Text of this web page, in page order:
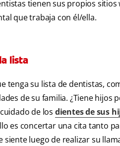
tienen sus propios
que trabaja con él/ella.
lista
tenga su lista de dentistas,
de su familia. ¿Tiene hijos
de los dientes de sus
es concertar una cita tanto
siente luego de realizar su